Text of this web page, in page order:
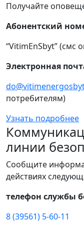
Получайте
Абонентский
“VitimEnSbyt” (смс
Электронная
потребителям)
Узнать подробнее
линии
Сообщите
действиях
телефон службы
8 (39561) 5-60-11